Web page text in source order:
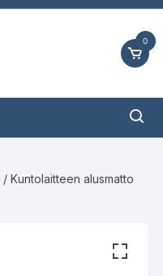
0
/ Kuntolaitteen alusmatto